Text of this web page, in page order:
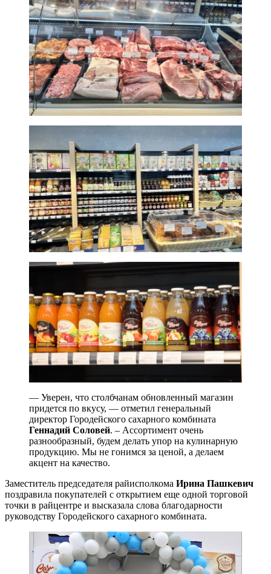
— Уверен, что столбчанам обновленный магазин
придется по вкусу, — отметил генеральный
директор Городейского сахарного комбината
Геннадий Соловей. – Ассортимент очень
разнообразный, будем делать упор на кулинарную
продукцию. Мы не гонимся за ценой, а делаем
акцент на качество.
Заместитель председателя райисполкома Ирина Пашкевич
поздравила покупателей с открытием еще одной торговой
точки в райцентре и высказала слова благодарности
руководству Городейского сахарного комбината.